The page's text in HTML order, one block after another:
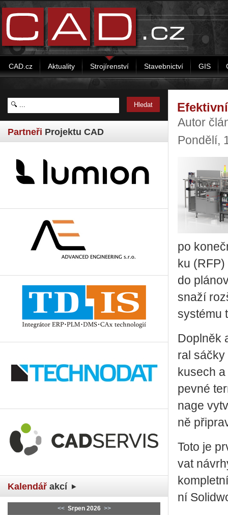
CAD.cz Aktuality Strojírenství Stavebnictví GIS
Partneři Projektu CAD
Kalendář akcí
<< Srpen 2026 >>
Autor
Pondělí,
po
ku
do
snaží
sys­té­mu
Do­pl­něk
ral sáčky
ku­sech
pevné
nage
ně
Toto je
vat
ní